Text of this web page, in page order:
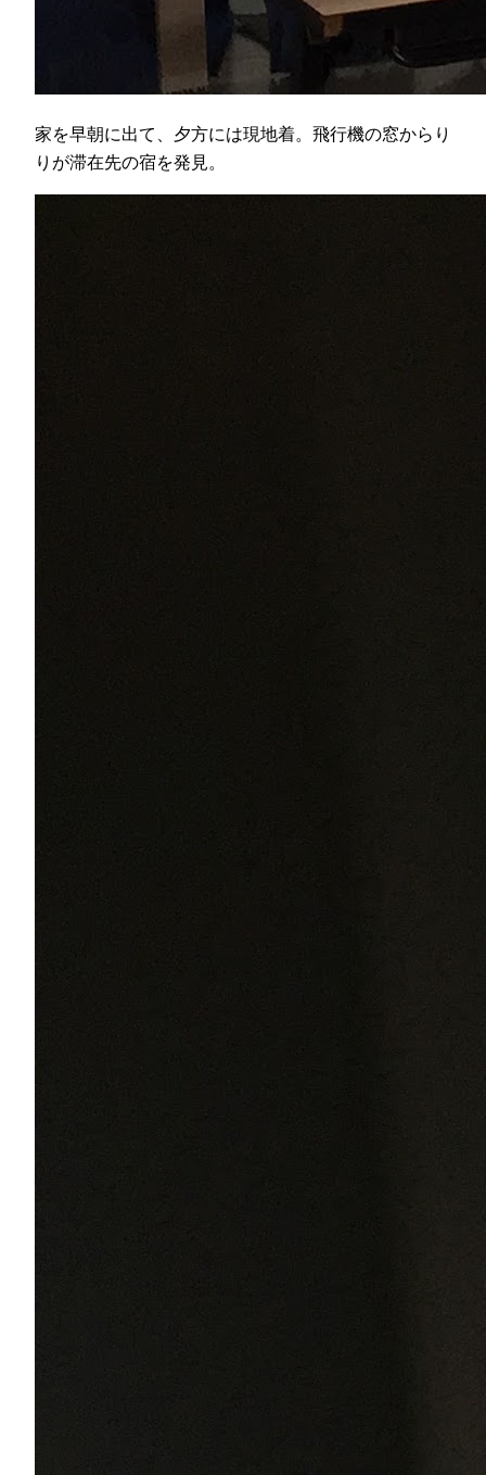
家を早朝に出て、夕方には現地着。飛行機の窓からり
りが滞在先の宿を発見。